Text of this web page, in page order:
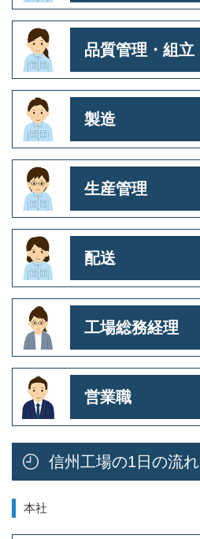
品質管理・組立
製造
生産管理
配送
工場総務経理
営業職
信州工場の1日の流れ
本社